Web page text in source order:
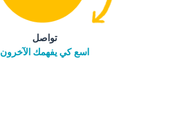
تواصل
اسع كي يفهمك الآخرون